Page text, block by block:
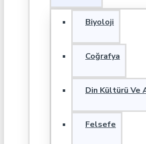
Biyoloji
Coğrafya
Din Kültürü Ve
Felsefe